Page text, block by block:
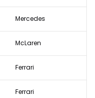
Mercedes
McLaren
Ferrari
Ferrari